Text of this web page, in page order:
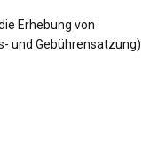
Erhebung von
und Gebührensatzung)